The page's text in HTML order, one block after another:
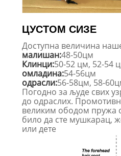
ЦУСТОМ СИЗЕ
Доступна величина
малишан:48-50цм
Клинци:50-52 цм, 52-54
омладина:54-56цм
одрасли:56-58цм, 58-
Погодно за људе свих
до одраслих.
великим ободом пружа
било да сте мушкарац,
или дете